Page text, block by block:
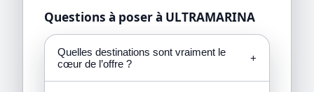
Questions à poser à ULTRAMARINA
Quelles destinations sont vraiment le
cœur de l’offre ?
+